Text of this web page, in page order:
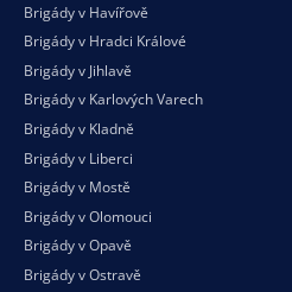
Brigády v Havířově
Brigády v Hradci Králové
Brigády v Jihlavě
Brigády v Karlových Varech
Brigády v Kladně
Brigády v Liberci
Brigády v Mostě
Brigády v Olomouci
Brigády v Opavě
Brigády v Ostravě